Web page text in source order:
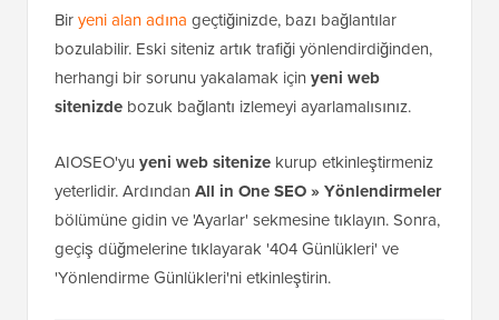
Biryeni alan adına geçtiğinizde, bazı bağlantılar
bozulabilir. Eski siteniz artık trafiği yönlendirdiğinden,
herhangi bir sorunu yakalamak için yeni web
sitenizde bozuk bağlantı izlemeyi ayarlamalısınız.
AIOSEO'yu yeni web sitenize kurup etkinleştirmeniz
yeterlidir. Ardından All in One SEO » Yönlendirmeler
bölümüne gidin ve 'Ayarlar' sekmesine tıklayın. Sonra,
geçiş düğmelerine tıklayarak '404 Günlükleri' ve
'Yönlendirme Günlükleri'ni etkinleştirin.